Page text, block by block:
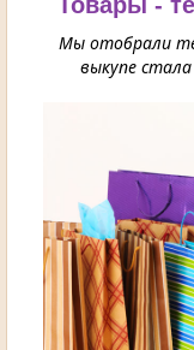
Мы отобрали
выкупе